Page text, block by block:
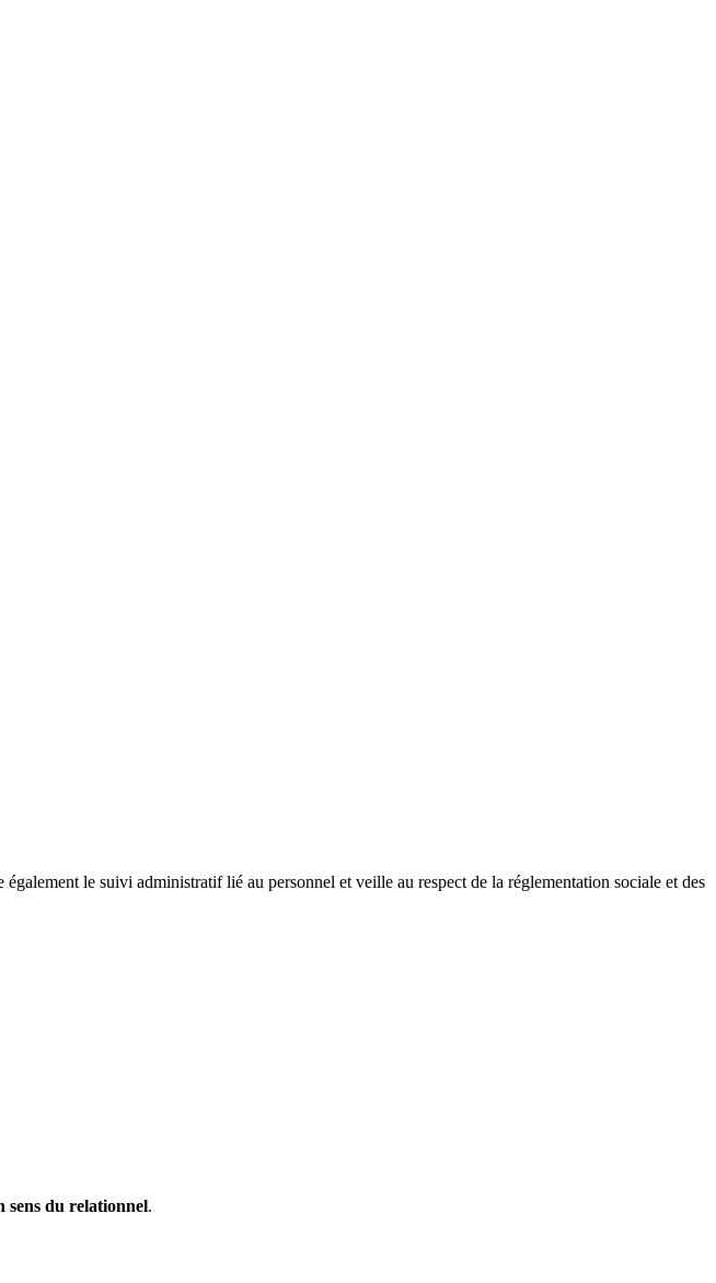
le suivi administratif lié au personnel et veille au respect de la réglementation sociale et des
sens du relationnel.